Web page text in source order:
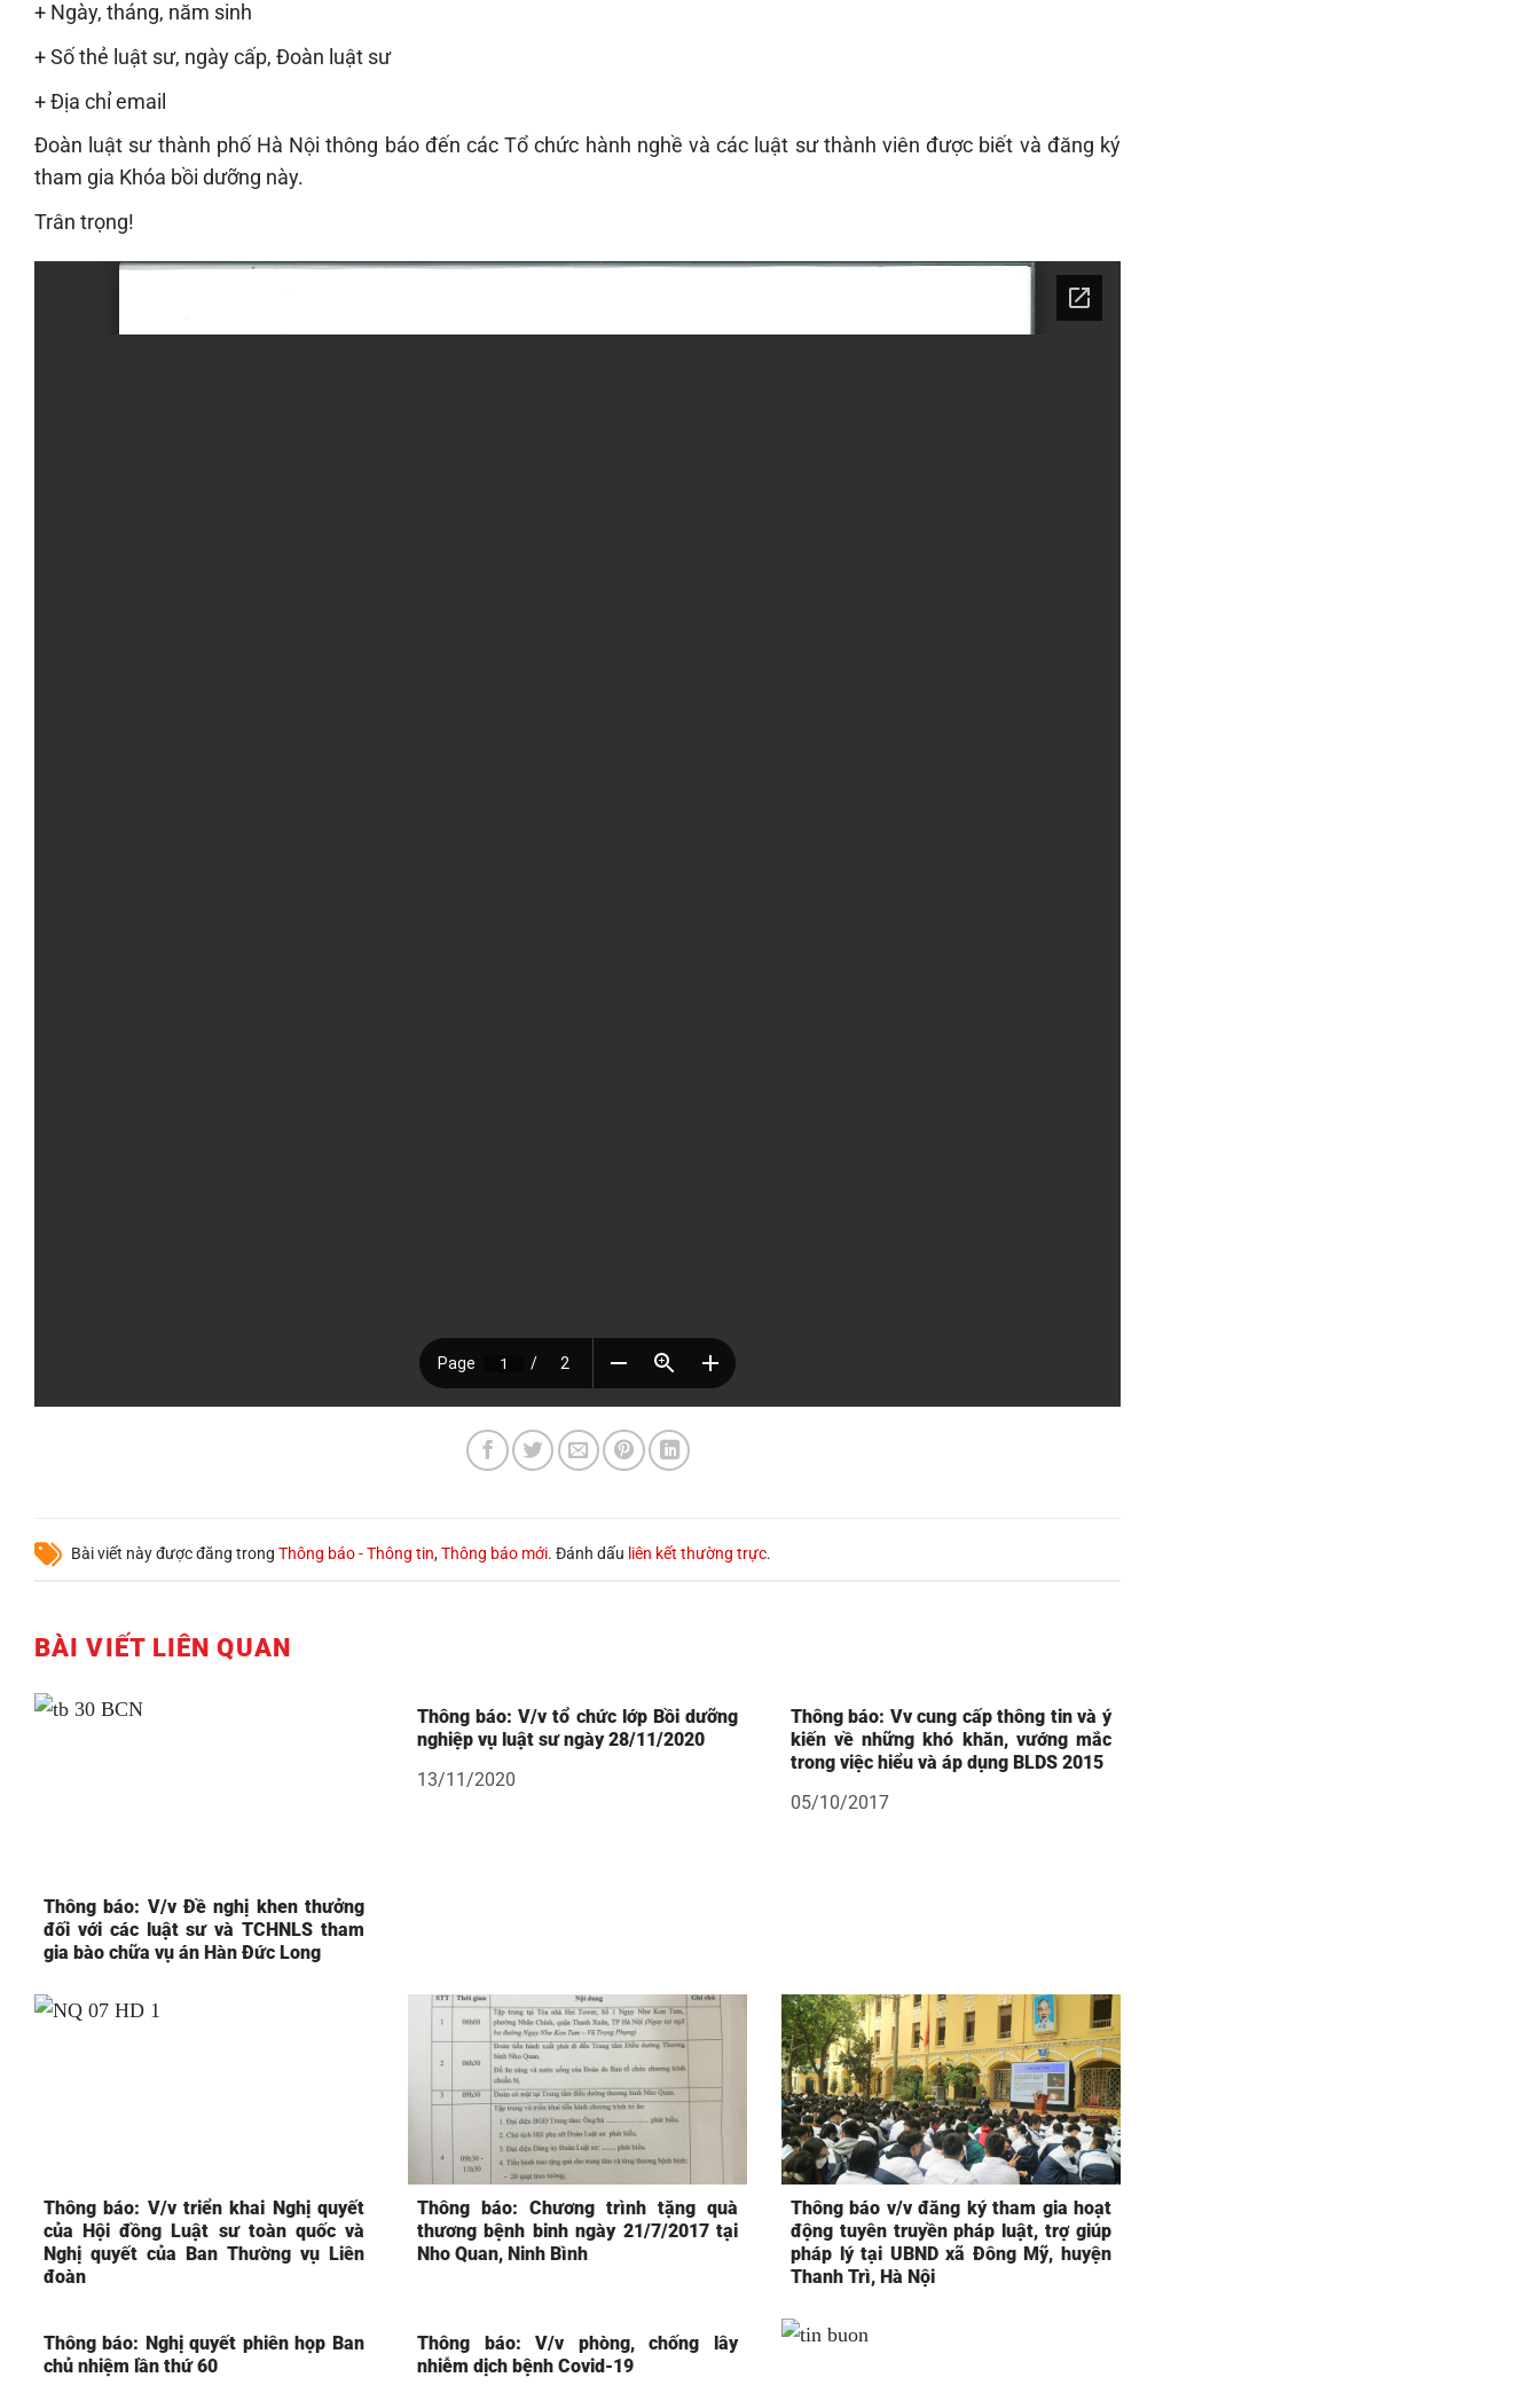
+ Ngày, tháng, năm sinh
+ Số thẻ luật sư, ngày cấp, Đoàn luật sư
+ Địa chỉ email
Đoàn luật sư thành phố Hà Nội thông báo đến các Tổ chức hành nghề và các luật sư thành viên được biết và đăng ký
tham gia Khóa bồi dưỡng này.
Trân trọng!
Bài viết này được đăng trong Thông báo - Thông tin,Thông báo mới. Đánh dấu liên kết thường trực.
BÀI VIẾT LIÊN QUAN
Thông báo: V/v Đề nghị khen thưởng
đối với các luật sư và TCHNLS tham
gia bào chữa vụ án Hàn Đức Long
Thông báo: V/v tổ chức lớp Bồi dưỡng
nghiệp vụ luật sư ngày 28/11/2020
13/11/2020
Thông báo: Vv cung cấp thông tin và ý
kiến về những khó khăn, vướng mắc
trong việc hiểu và áp dụng BLDS 2015
05/10/2017
Thông báo: V/v triển khai Nghị quyết
của Hội đồng Luật sư toàn quốc và
Nghị quyết của Ban Thường vụ Liên
đoàn
Thông báo: Chương trình tặng quà
thương bệnh binh ngày 21/7/2017 tại
Nho Quan, Ninh Bình
Thông báo v/v đăng ký tham gia hoạt
động tuyên truyền pháp luật, trợ giúp
pháp lý tại UBND xã Đông Mỹ, huyện
Thanh Trì, Hà Nội
Thông báo: Nghị quyết phiên họp Ban
chủ nhiệm lần thứ 60
Thông báo: V/v phòng, chống lây
nhiễm dịch bệnh Covid-19